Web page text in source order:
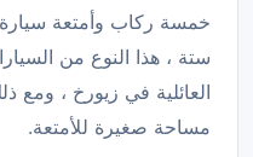
خمسة ركاب وأمتعة
ستة ، هذا النوع من
العائلية في زيورخ ، ومع
مساحة صغيرة للأمتعة.